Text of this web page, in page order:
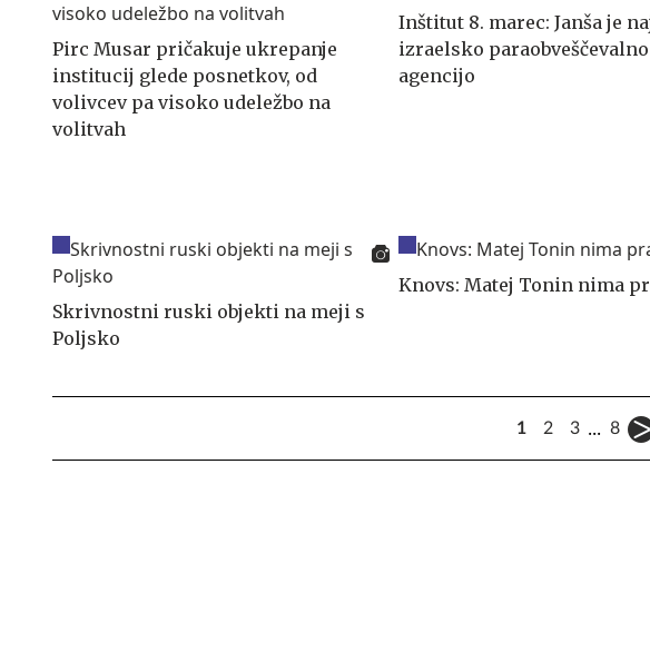
Pirc Musar pričakuje ukrepanje
institucij glede posnetkov, od
volivcev pa visoko udeležbo na
volitvah
Inštitut 8. marec: Janša je
izraelsko paraobveščevalno
agencijo
Skrivnostni ruski objekti na meji s
Poljsko
Knovs: Matej Tonin nima
1 2 3 ... 8